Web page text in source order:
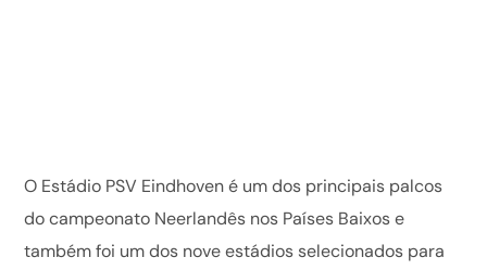
O Estádio PSV Eindhoven é um dos principais palcos
do campeonato Neerlandês nos Países Baixos e
também foi um dos nove estádios selecionados para